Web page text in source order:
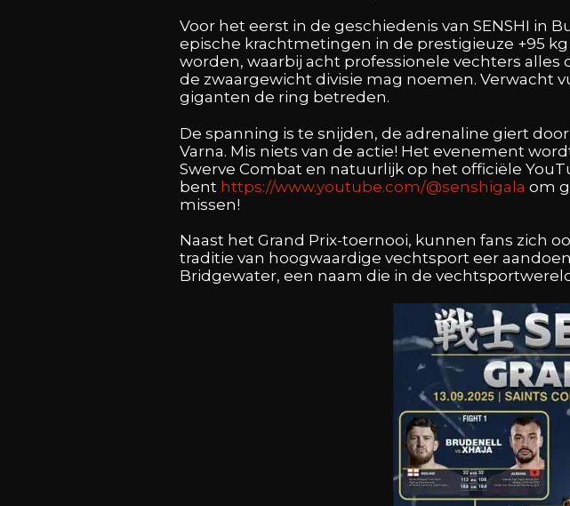
Voor het eerst in de geschiedenis van SENSHI in
epische krachtmetingen in de prestigieuze +95
worden, waarbij acht professionele vechters
de zwaargewicht divisie mag noemen. Verwacht
giganten de ring betreden.
De spanning is te snijden, de adrenaline giert
Varna. Mis niets van de actie! Het evenement
Swerve Combat en natuurlijk op het officiële
bent https://www.youtube.com/@senshigala om
missen!
Naast het Grand Prix-toernooi, kunnen fans zich
traditie van hoogwaardige vechtsport eer
Bridgewater, een naam die in de